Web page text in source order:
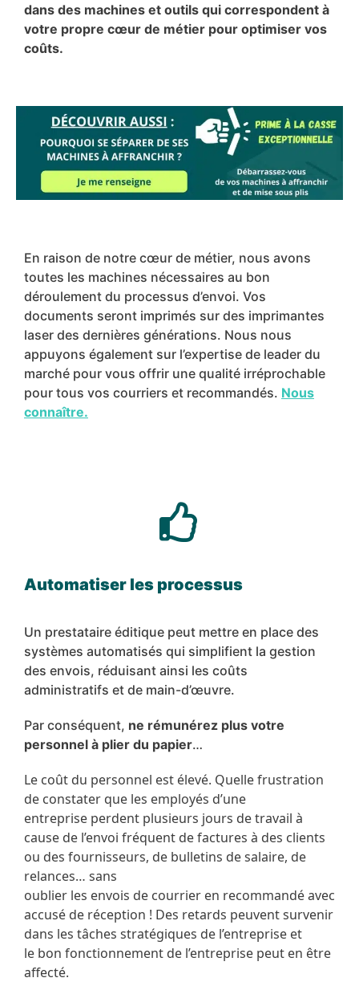
dans des machines et outils qui correspondent à
votre propre cœur de métier pour optimiser vos
coûts.
En raison de notre cœur de métier, nous avons
toutes les machines nécessaires au bon
déroulement du processus d’envoi. Vos
documents seront imprimés sur des imprimantes
laser des dernières générations. Nous nous
appuyons également sur l’expertise de leader du
marché pour vous offrir une qualité irréprochable
pour tous vos courriers et recommandés. Nous
connaître.
Automatiser les processus
Un prestataire éditique peut mettre en place des
systèmes automatisés qui simplifient la gestion
des envois, réduisant ainsi les coûts
administratifs et de main-d’œuvre.
Par conséquent, ne rémunérez plus votre
personnel à plier du papier…
Le coût du personnel est élevé. Quelle frustration
de constater que les employés d’une
entreprise perdent plusieurs jours de travail à
cause de l’envoi fréquent de factures à des clients
ou des fournisseurs, de bulletins de salaire, de
relances… sans
oublier les envois de courrier en recommandé avec
accusé de réception ! Des retards peuvent survenir
dans les tâches stratégiques de l’entreprise et
le bon fonctionnement de l’entreprise peut en être
affecté.